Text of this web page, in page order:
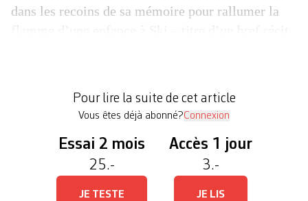
dans les recoins de sa mémoire pour rallumer la
et soirées […]
Pour lire la suite de cet article
Vous êtes déjà abonné?Connexion
Essai 2 mois
25.-
JE TESTE
Accès 1 jour
3.-
JE LIS